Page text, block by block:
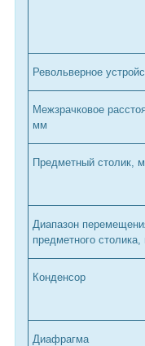
Револьверное
Межзрачковое
мм
Предметный столик,
Диапазон
предметного
Конденсор
Диафрагма